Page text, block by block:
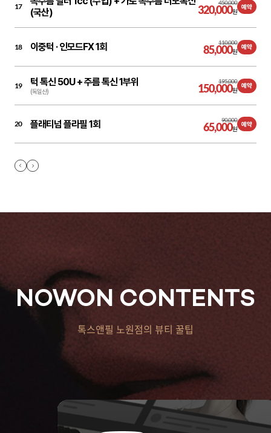
17
(국산)
450,000
320,000원
예약
18 이중턱 ·인모드FX 1회 110,000
85,000원
예약
19 턱 톡신 50U + 주름 톡신 1부위
(독일산)
195,000
150,000원
예약
20 플래티넘 플라필 1회 90,000
65,000원
예약
NOWON CONTENTS
톡스앤필 노원점의 뷰티 꿀팁